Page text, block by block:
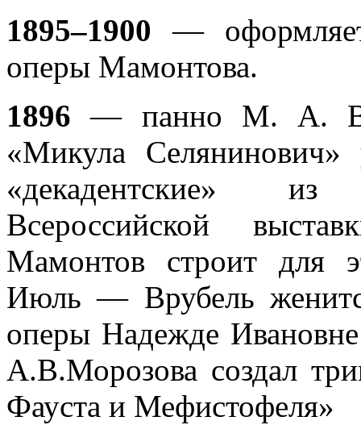
1895–1900 —
оперы Мамонтова.
1896 — панно М. А.
«Микула
«декадентские» из
Всероссийской
Мамонтов строит для
Июль — Врубель
оперы Надежде
А.В.Морозова создал
Фауста и Мефистофеля»